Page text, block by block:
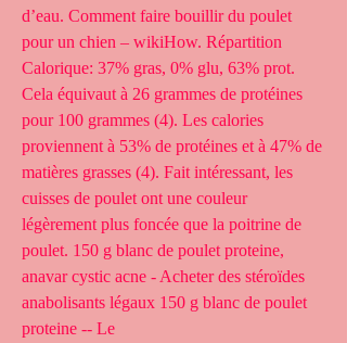
d’eau. Comment faire bouillir du poulet
pour un chien – wikiHow. Répartition
Calorique: 37% gras, 0% glu, 63% prot.
Cela équivaut à 26 grammes de protéines
pour 100 grammes (4). Les calories
proviennent à 53% de protéines et à 47% de
matières grasses (4). Fait intéressant, les
cuisses de poulet ont une couleur
légèrement plus foncée que la poitrine de
poulet. 150 g blanc de poulet proteine,
anavar cystic acne - Acheter des stéroïdes
anabolisants légaux 150 g blanc de poulet
proteine -- Le